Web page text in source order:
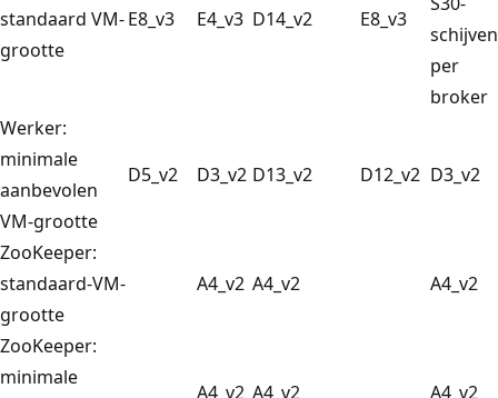
standaard VM-
grootte
E8_v3 E4_v3 D14_v2 E8_v3
schijven
per
broker
Werker:
minimale
aanbevolen
VM-grootte
D5_v2 D3_v2 D13_v2 D12_v2 D3_v2
ZooKeeper:
standaard-VM-
grootte
A4_v2 A4_v2 A4_v2
ZooKeeper:
minimale
A4_v2 A4_v2 A4_v2